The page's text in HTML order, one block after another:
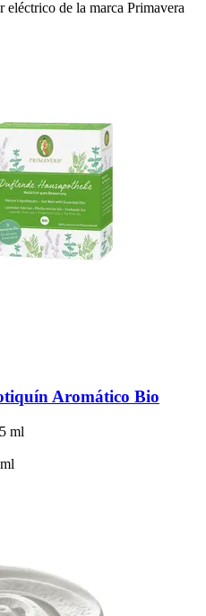
eléctrico de la marca Primavera
Aromático Bio
ml